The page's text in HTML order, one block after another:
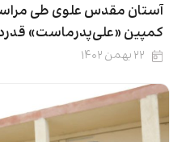
آستان مقدس علوی طی
کمپین «علی‌پدرماست»
۲۲ بهمن ۱۴۰۲